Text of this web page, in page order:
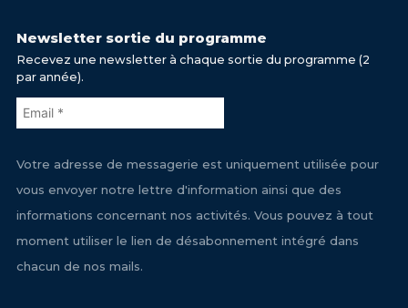
Newsletter sortie du programme
Recevez une newsletter à chaque sortie du programme (2
par année).
Votre adresse de messagerie est uniquement utilisée pour
vous envoyer notre lettre d'information ainsi que des
informations concernant nos activités. Vous pouvez à tout
moment utiliser le lien de désabonnement intégré dans
chacun de nos mails.